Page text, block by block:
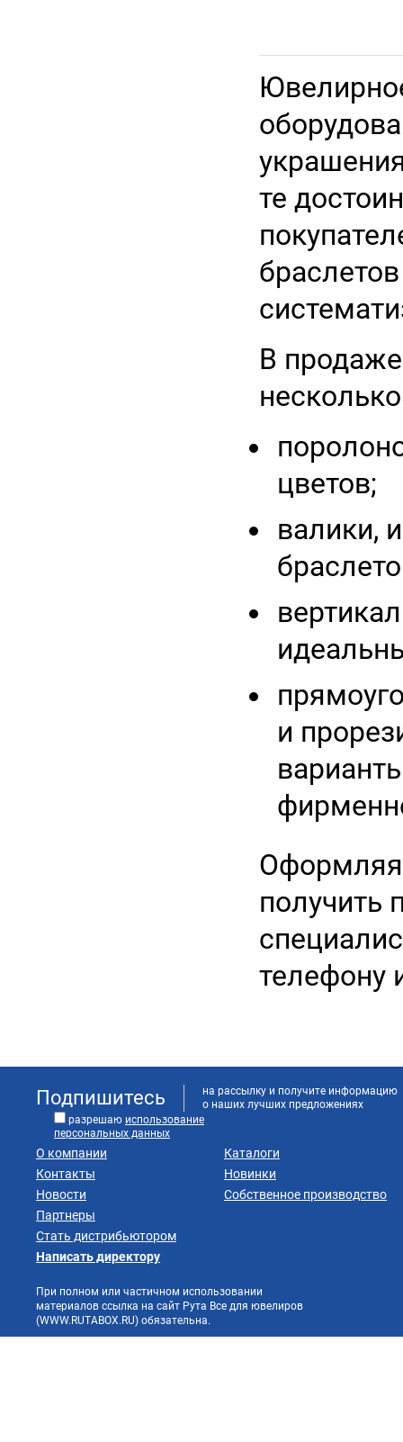
те
В
цветов;
валики,
и
Оформляя
получить
телефону
Подпишитесь
на рассылку и получите информацию
о наших лучших предложениях
разрешаю использование
персональных данных
О компании
Контакты
Новости
Партнеры
Стать дистрибьютором
Каталоги
Новинки
Собственное производство
Написать директору
При полном или частичном использовании
материалов ссылка на сайт Рута Все для ювелиров
(WWW.RUTABOX.RU) обязательна.